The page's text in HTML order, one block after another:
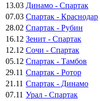
13.03 Динамо - Спартак
07.03 Спартак - Краснодар
28.02 Спартак - Рубин
16.12 Зенит - Спартак
12.12 Сочи - Спартак
05.12 Спартак - Тамбов
29.11 Спартак - Ротор
21.11 Спартак - Динамо
07.11 Урал - Спартак